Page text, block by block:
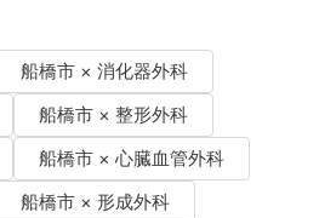
船橋市 × 消化器外科
船橋市 × 整形外科
船橋市 × 心臓血管外科
船橋市 × 形成外科